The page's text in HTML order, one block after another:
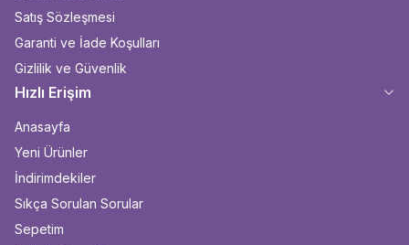
Satış Sözleşmesi
Garanti ve İade Koşulları
Gizlilik ve Güvenlik
Hızlı Erişim
Anasayfa
Yeni Ürünler
İndirimdekiler
Sıkça Sorulan Sorular
Sepetim